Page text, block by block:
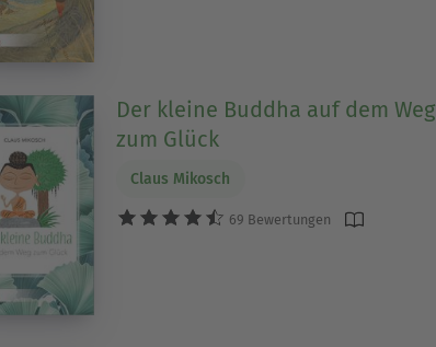
Der kleine Buddha auf dem Weg
zum Glück
Claus Mikosch
69 Bewertungen